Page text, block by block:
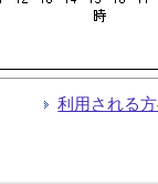
利用される